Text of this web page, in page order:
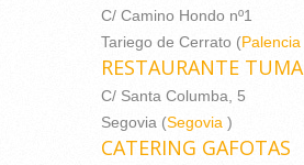
C/ Camino Hondo nº1
Tariego de Cerrato (Palencia
RESTAURANTE TUMA
C/ Santa Columba, 5
Segovia (Segovia )
CATERING GAFOTAS